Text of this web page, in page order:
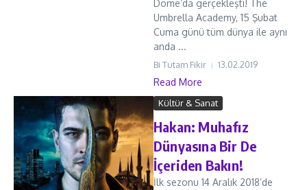
Dome’da gerçekleşti! The
Umbrella Academy, 15 Şubat
Cuma günü tüm dünya ile aynı
anda ...
Bi Tutam Fikir 13.02.2019
Read More
Kültür & Sanat
Hakan: Muhafız
Dünyasına Bir De
İçeriden Bakın!
İlk sezonu 14 Aralık 2018’de